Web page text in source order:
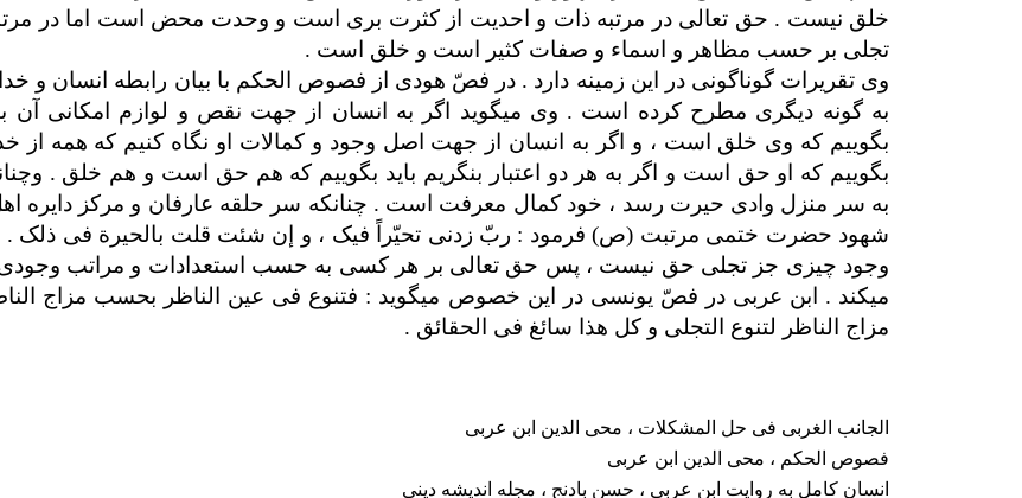
خلق نیست . حق تعالی در مرتبه ذات و احدیت از کثرت بری است و وحدت محض است اما در
تجلی بر حسب مظاهر و اسماء و صفات کثیر است و خلق است .
وی تقریرات گوناگونی در این زمینه دارد . در فصّ هودی از فصوص الحکم با بیان رابطه انسان و
به گونه دیگری مطرح کرده است . وی می­گوید اگر به انسان از جهت نقص و لوازم امکانی آن
بگوییم که وی خلق است ، و اگر به انسان از جهت اصل وجود و کمالات او نگاه کنیم که همه از
بگوییم که او حق است و اگر به هر دو اعتبار بنگریم باید بگوییم که هم حق است و هم خلق .
به سر منزل وادی حیرت رسد ، خود کمال معرفت است . چنانکه سر حلقه عارفان و مرکز دایره
شهود حضرت ختمی مرتبت (ص) فرمود : ربّ زدنی تحیّراً فیک ، و إن شئت قلت بالحیرة فی ذلک .
وجود چیزی جز تجلی حق نیست ، پس حق تعالی بر هر کسی به حسب استعدادات و مراتب
می­کند . ابن عربی در فصّ یونسی در این خصوص می­گوید : فتنوع فی عین الناظر بحسب مزاج
مزاج الناظر لتنوع التجلی و کل هذا سائغ فی الحقائق .
الجانب الغربی فی حل المشکلات ، محی الدین ابن عربی
فصوص الحکم ، محی الدین ابن عربی
انسان کامل به روایت ابن عربی ، حسن بادنج ، مجله اندیشه دینی